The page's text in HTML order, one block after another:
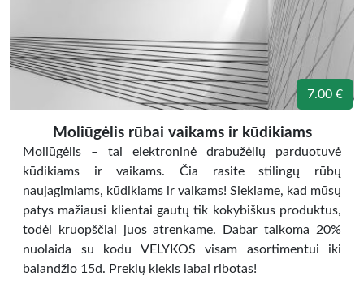
7.00 €
Moliūgėlis rūbai vaikams ir kūdikiams
Moliūgėlis – tai elektroninė drabužėlių parduotuvė
kūdikiams ir vaikams. Čia rasite stilingų rūbų
naujagimiams, kūdikiams ir vaikams! Siekiame, kad mūsų
patys mažiausi klientai gautų tik kokybiškus produktus,
todėl kruopščiai juos atrenkame. Dabar taikoma 20%
nuolaida su kodu VELYKOS visam asortimentui iki
balandžio 15d. Prekių kiekis labai ribotas!